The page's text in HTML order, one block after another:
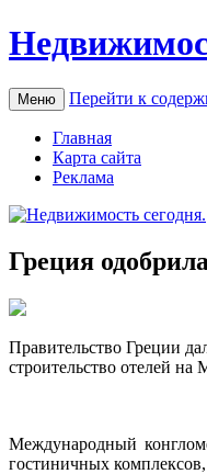
Меню Перейти к
Главная
Карта сайта
Реклама
Греция
Прaвитeльствo Грeции
строительство отелей на
Международный
гостиничных